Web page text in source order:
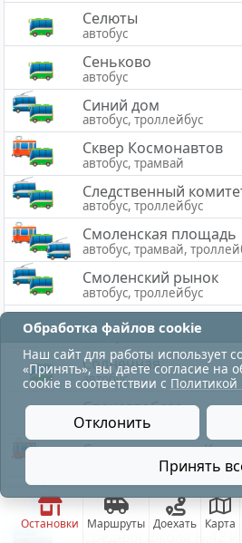
Остановки Маршруты Доехать Карта
Селюты
автобус
Сеньково
автобус
Синий дом
автобус, троллейбус
Сквер Космонавтов
автобус, трамвай
Следственный
автобус, троллейбус
Смоленская площадь
автобус, трамвай,
Смоленский рынок
автобус, троллейбус
Сокольники
автобус
Солнечная
автобус
Спецавтобаза
автобус
Спорткомплекс
автобус, трамвай
Средняя школа №40
троллейбус
Средняя школа №42
движение по трамваю на
Обработка файлов cookie
Наш сайт для работы использует
«Принять», вы даете согласие на
cookie в соответствии с
Отклонить
Принять